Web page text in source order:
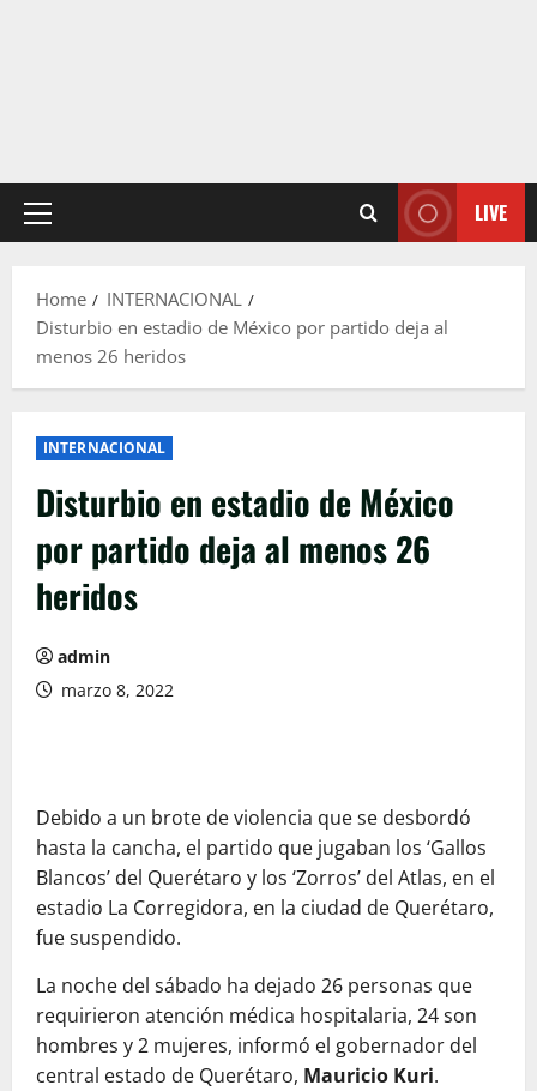
Primary
LIVE
Home
INTERNACIONAL
Disturbio en estadio de México por partido deja al
menos 26 heridos
INTERNACIONAL
Disturbio en estadio de México
por partido deja al menos 26
heridos
admin
marzo 8, 2022
Debido a un brote de violencia que se desbordó
hasta la cancha, el partido que jugaban los ‘Gallos
Blancos’ del Querétaro y los ‘Zorros’ del Atlas, en el
estadio La Corregidora, en la ciudad de Querétaro,
fue suspendido.
La noche del sábado ha dejado 26 personas que
requirieron atención médica hospitalaria, 24 son
hombres y 2 mujeres, informó el gobernador del
central estado de Querétaro, Mauricio Kuri.